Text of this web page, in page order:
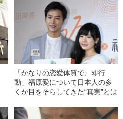
「かなりの恋愛体質で、即行
動」福原愛について日本人の多
くが目をそらしてきた“真実”とは